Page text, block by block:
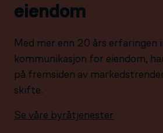
eiendom
Med mer enn 20 års erfaringen
kommunikasjon for eiendom,
på fremsiden av
skifte.
Se våre byråtjenester